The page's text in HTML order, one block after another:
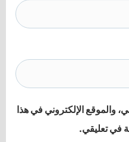
والموقع الإلكتروني في هذا
في تعليقي.